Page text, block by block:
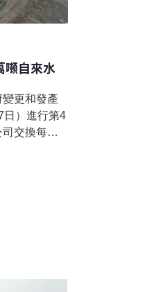
噸自來水
更和發產
日）進行第4
交換每日
序、提高
得環委決
續問題。高